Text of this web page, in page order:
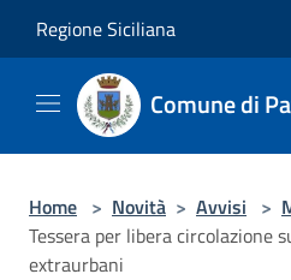
Regione Siciliana
Comune di
Home > Novità > Avvisi >
Tessera per libera circolazione
extraurbani